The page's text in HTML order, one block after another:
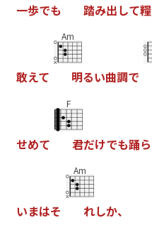
一歩でも 踏み出して糧
敢えて
Am
明るい曲調で
せめて
F
君だけでも踊ら
いまはそ
Am
れしか、